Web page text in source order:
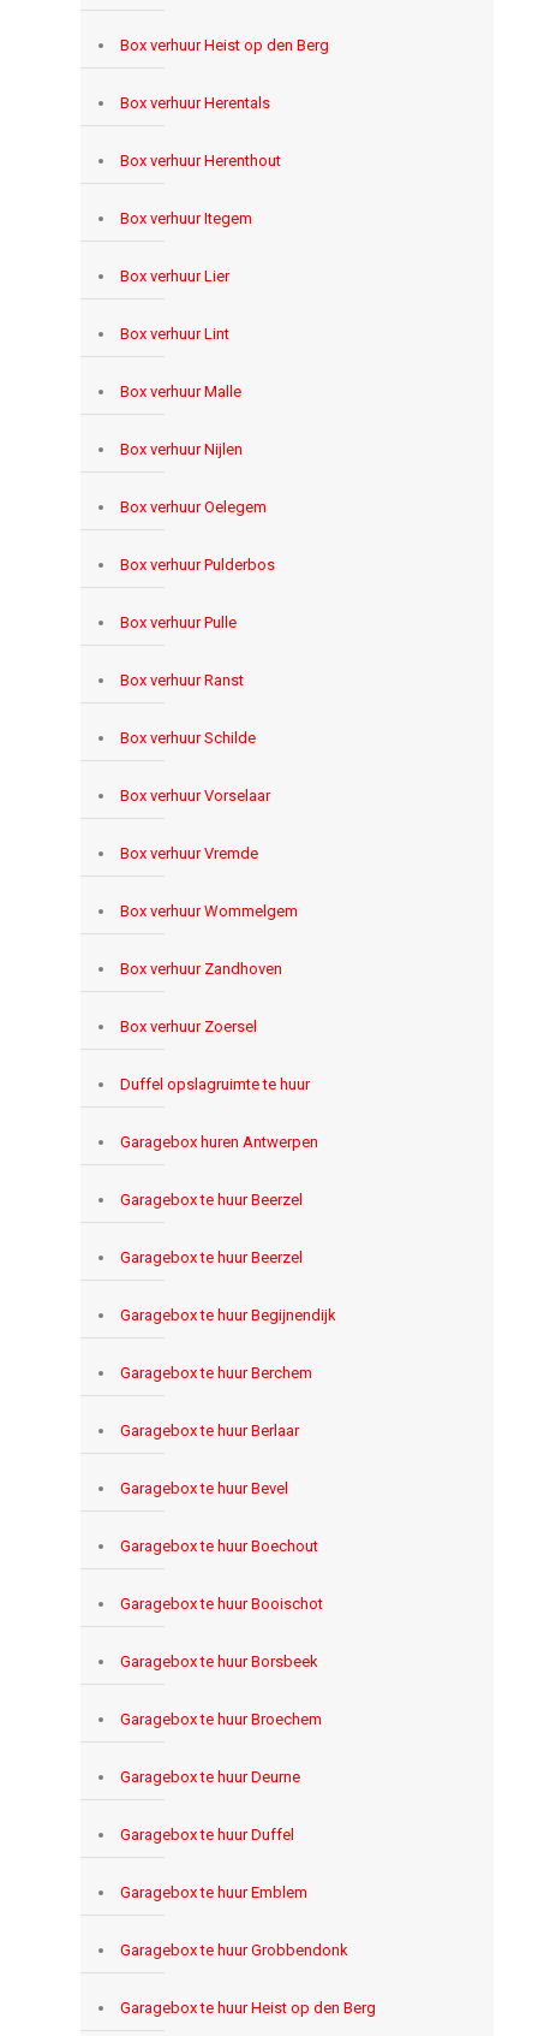
Box verhuur Heist op den Berg
Box verhuur Herentals
Box verhuur Herenthout
Box verhuur Itegem
Box verhuur Lier
Box verhuur Lint
Box verhuur Malle
Box verhuur Nijlen
Box verhuur Oelegem
Box verhuur Pulderbos
Box verhuur Pulle
Box verhuur Ranst
Box verhuur Schilde
Box verhuur Vorselaar
Box verhuur Vremde
Box verhuur Wommelgem
Box verhuur Zandhoven
Box verhuur Zoersel
Duffel opslagruimte te huur
Garagebox huren Antwerpen
Garagebox te huur Beerzel
Garagebox te huur Beerzel
Garagebox te huur Begijnendijk
Garagebox te huur Berchem
Garagebox te huur Berlaar
Garagebox te huur Bevel
Garagebox te huur Boechout
Garagebox te huur Booischot
Garagebox te huur Borsbeek
Garagebox te huur Broechem
Garagebox te huur Deurne
Garagebox te huur Duffel
Garagebox te huur Emblem
Garagebox te huur Grobbendonk
Garagebox te huur Heist op den Berg